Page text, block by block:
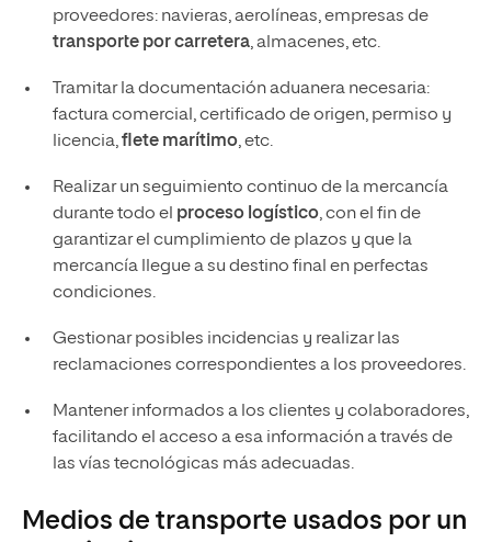
proveedores: navieras, aerolíneas, empresas de
transporte por carretera, almacenes, etc.
Tramitar la documentación aduanera necesaria:
factura comercial, certificado de origen, permiso y
licencia,flete marítimo, etc.
Realizar un seguimiento continuo de la mercancía
durante todo el proceso logístico, con el fin de
garantizar el cumplimiento de plazos y que la
mercancía llegue a su destino final en perfectas
condiciones.
Gestionar posibles incidencias y realizar las
reclamaciones correspondientes a los proveedores.
Mantener informados a los clientes y colaboradores,
facilitando el acceso a esa información a través de
las vías tecnológicas más adecuadas.
Medios de transporte usados por un